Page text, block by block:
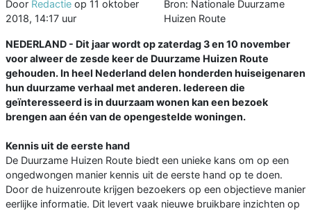
Door Redactie op 11 oktober
2018, 14:17 uur
Bron: Nationale Duurzame
Huizen Route
NEDERLAND - Dit jaar wordt op zaterdag 3 en 10 november
voor alweer de zesde keer de Duurzame Huizen Route
gehouden. In heel Nederland delen honderden huiseigenaren
hun duurzame verhaal met anderen. Iedereen die
geïnteresseerd is in duurzaam wonen kan een bezoek
brengen aan één van de opengestelde woningen.
Kennis uit de eerste hand
De Duurzame Huizen Route biedt een unieke kans om op een
ongedwongen manier kennis uit de eerste hand op te doen.
Door de huizenroute krijgen bezoekers op een objectieve manier
eerlijke informatie. Dit levert vaak nieuwe bruikbare inzichten op